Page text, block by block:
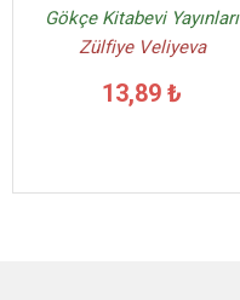
Gökçe Kitabevi Yayınları
Zülfiye Veliyeva
13,89 ₺